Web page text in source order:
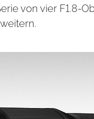
von vier F1.8-